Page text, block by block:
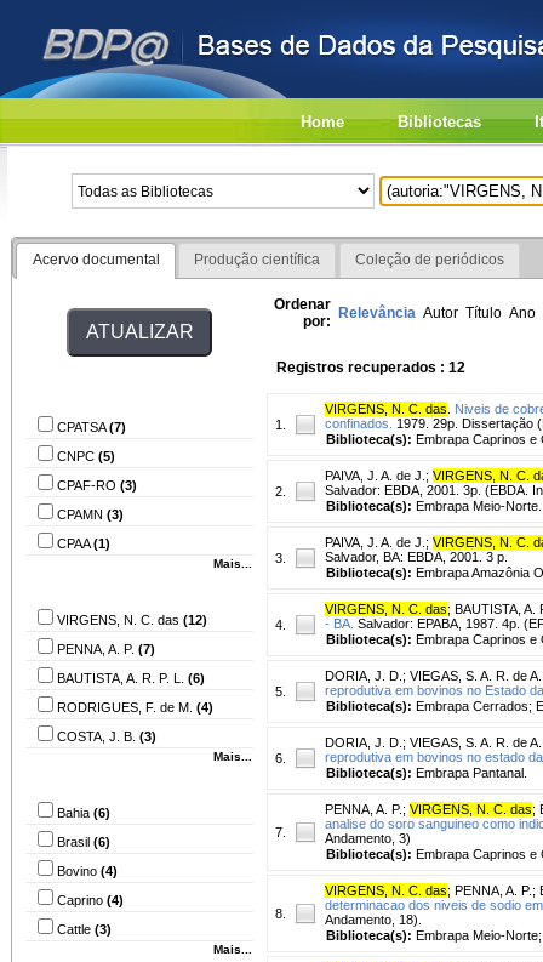
Home Bibliotecas
Acervo documental Produção científica Coleção de periódicos
CPATSA(7)
CNPC (5)
CPAF-RO (3)
CPAMN (3)
CPAA(1)
Mais...
VIRGENS, N. C. das (12)
PENNA, A. P. (7)
BAUTISTA, A. R. P. L. (6)
RODRIGUES, F. de M. (4)
COSTA, J. B. (3)
Mais...
Bahia (6)
Brasil (6)
Bovino (4)
Caprino (4)
Cattle (3)
Mais...
Ordenar
por: Relevância Autor Título Ano
Registros recuperados : 12
1.
VIRGENS, N. C. das
Niveis de
confinados.
1979. 29p. Dissertação
Biblioteca(s): Embrapa Caprinos e
2.
PAIVA, J. A. de J. ; VIRGENS, N. C.
Salvador: EBDA, 2001. 3p. (EBDA.
Biblioteca(s): Embrapa Meio-Norte.
3.
PAIVA, J. A. de J. ; VIRGENS, N. C.
Salvador, BA: EBDA, 2001. 3 p.
Biblioteca(s): Embrapa Amazônia
4.
VIRGENS, N. C. das; BAUTISTA, A.
- BA. Salvador: EPABA, 1987. 4p.
Biblioteca(s): Embrapa Caprinos e
5.
DORIA, J. D. ; VIEGAS, S. A. R. de A.
reprodutiva em bovinos no Estado
Biblioteca(s): Embrapa Cerrados;
6.
DORIA, J. D. ; VIEGAS, S. A. R. de A.
reprodutiva em bovinos no estado
Biblioteca(s): Embrapa Pantanal.
7.
PENNA, A. P. ; VIRGENS, N. C. das;
analise do soro sanguineo como
Andamento, 3)
Biblioteca(s): Embrapa Caprinos e
8.
VIRGENS, N. C. das; PENNA, A. P. ;
determinacao dos niveis de sodio
Andamento, 18).
Biblioteca(s): Embrapa Meio-